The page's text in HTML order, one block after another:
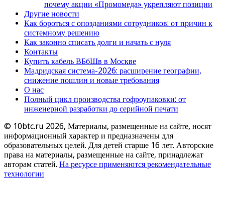
почему акции «Промомеда» укрепляют позиции
Другие новости
Как бороться с опозданиями сотрудников: от причин к
системному решению
Как законно списать долги и начать с нуля
Контакты
Купить кабель ВБбШв в Москве
Мадридская система-2026: расширение географии,
снижение пошлин и новые требования
О нас
Полный цикл производства гофроупаковки: от
инженерной разработки до серийной печати
© 10btc.ru 2026, Материалы, размещенные на сайте, носят
информационный характер и предназначены для
образовательных целей. Для детей старше 16 лет. Авторские
права на материалы, размещенные на сайте, принадлежат
авторам статей. На ресурсе применяются рекомендательные
технологии